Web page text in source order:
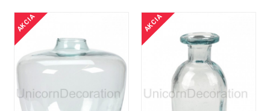
AKCIA AKCIA